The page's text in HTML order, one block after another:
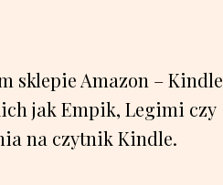
sklepie Amazon – Kindle
jak Empik, Legimi czy
na czytnik Kindle.